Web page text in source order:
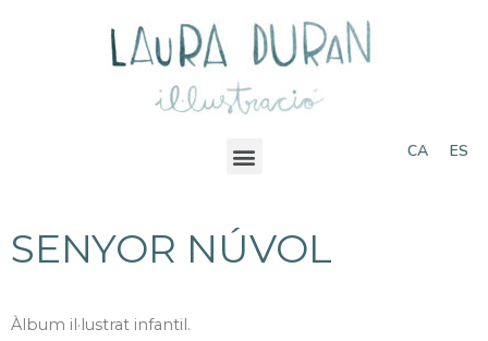
CA ES
SENYOR NÚVOL
Àlbum il·lustrat infantil.